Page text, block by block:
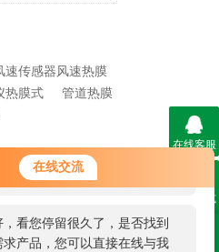
在线交流
！欢迎前来咨询，很高兴为您
，请问您要咨询什么问题呢？
，看您停留很久了，是否找到
求产品，您可以直接在线与我
速传感器风速热膜
热膜式
管道热膜
在线客服
联系方式